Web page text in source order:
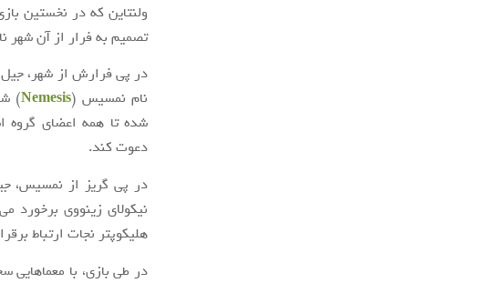
ولنتاین که در نخستین
تصمیم به فرار از آن شهر
در پی فرارش از شهر، جیل
نام نمسیس (Nemesis
)
شده تا همه اعضای گروه
دعوت کند.
نیکولای زینووی برخورد
هلیکوپتر نجات ارتباط
در طی بازی، با معماهایی